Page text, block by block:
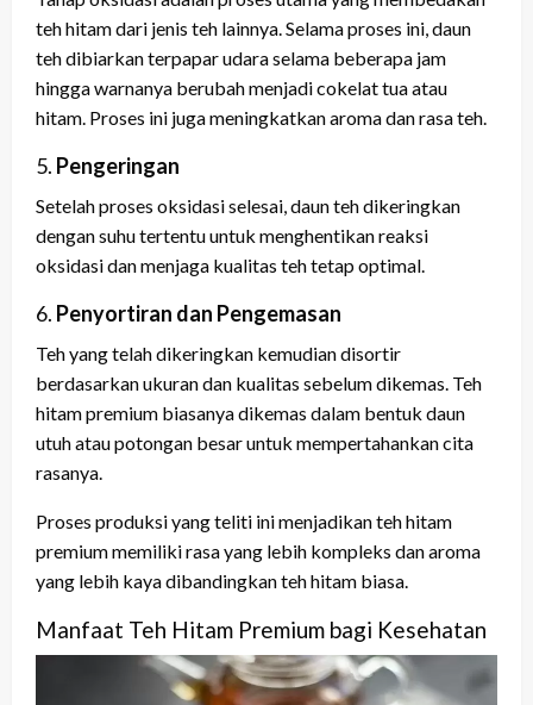
teh hitam dari jenis teh lainnya. Selama proses ini, daun
teh dibiarkan terpapar udara selama beberapa jam
hingga warnanya berubah menjadi cokelat tua atau
hitam. Proses ini juga meningkatkan aroma dan rasa teh.
5. Pengeringan
Setelah proses oksidasi selesai, daun teh dikeringkan
dengan suhu tertentu untuk menghentikan reaksi
oksidasi dan menjaga kualitas teh tetap optimal.
6. Penyortiran dan Pengemasan
Teh yang telah dikeringkan kemudian disortir
berdasarkan ukuran dan kualitas sebelum dikemas. Teh
hitam premium biasanya dikemas dalam bentuk daun
utuh atau potongan besar untuk mempertahankan cita
rasanya.
Proses produksi yang teliti ini menjadikan teh hitam
premium memiliki rasa yang lebih kompleks dan aroma
yang lebih kaya dibandingkan teh hitam biasa.
Manfaat Teh Hitam Premium bagi Kesehatan